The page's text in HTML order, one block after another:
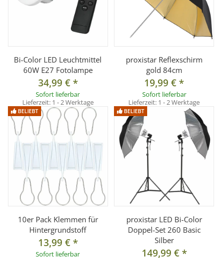
Bi-Color LED Leuchtmittel
60W E27 Fotolampe
34,99 €*
Sofort lieferbar
Lieferzeit: 1 - 2 Werktage
proxistar Reflexschirm
gold 84cm
19,99 €*
Sofort lieferbar
Lieferzeit: 1 - 2 Werktage
BELIEBT
10er Pack Klemmen für
Hintergrundstoff
13,99 €*
Sofort lieferbar
BELIEBT
proxistar LED Bi-Color
Doppel-Set 260 Basic
Silber
149,99 €*